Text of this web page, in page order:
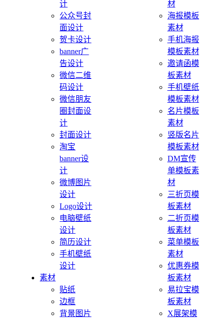
计
公众号封
面设计
贺卡设计
banner广
告设计
微信二维
码设计
微信朋友
圈封面设
计
封面设计
淘宝
banner设
计
微博图片
设计
Logo设计
电脑壁纸
设计
简历设计
手机壁纸
设计
素材
贴纸
边框
背景图片
材
海报模板
素材
手机海报
模板素材
邀请函模
板素材
手机壁纸
模板素材
名片模板
素材
竖版名片
模板素材
DM宣传
单模板素
材
三折页模
板素材
二折页模
板素材
菜单模板
素材
优惠券模
板素材
易拉宝模
板素材
X展架模